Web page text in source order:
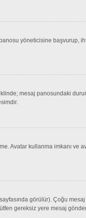
yöneticisine başvurup,
mesaj panosundaki
Avatar kullanma imkanı ve
görülür). Çoğu mesaj
gereksiz yere mesaj